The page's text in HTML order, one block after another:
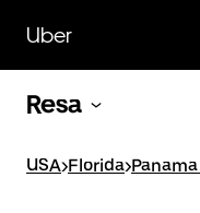
huvudinnehållet
Uber
Resa
USA>Florida>